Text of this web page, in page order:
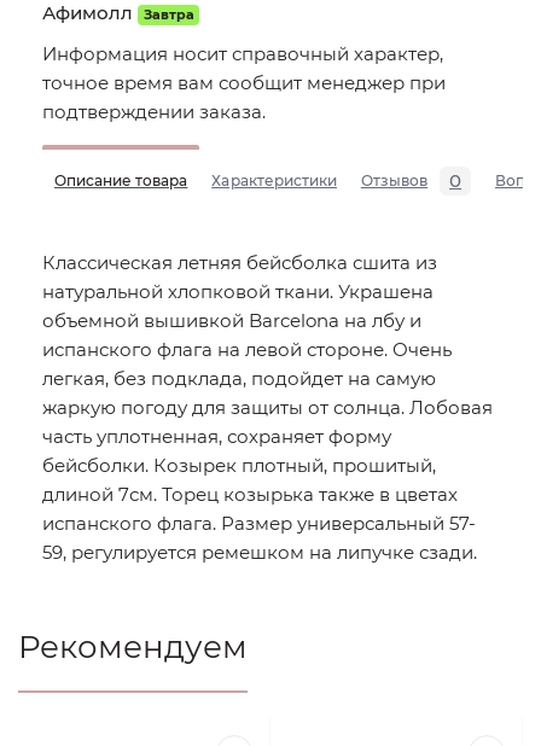
Афимолл Завтра
Информация носит справочный характер,
точное время вам сообщит менеджер при
подтверждении заказа.
Описание товара Характеристики Отзывов 0
Классическая летняя бейсболка сшита из
натуральной хлопковой ткани. Украшена
объемной вышивкой Barcelona на лбу и
испанского флага на левой стороне. Очень
легкая, без подклада, подойдет на самую
жаркую погоду для защиты от солнца. Лобовая
часть уплотненная, сохраняет форму
бейсболки. Козырек плотный, прошитый,
длиной 7см. Торец козырька также в цветах
испанского флага. Размер универсальный 57-
59, регулируется ремешком на липучке сзади.
Рекомендуем